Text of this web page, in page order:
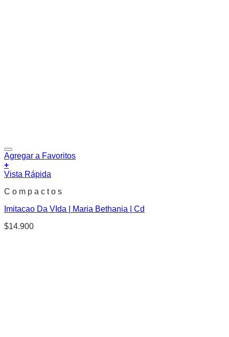
Agregar a Favoritos
+
Vista Rápida
C o m p a c t o s
Imitacao Da VIda | Maria Bethania | Cd
$14.900